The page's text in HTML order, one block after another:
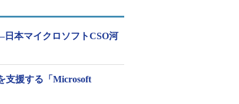
本マイクロソフトCSO河
支援する「Microsoft